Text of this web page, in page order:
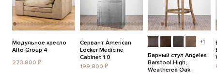
Модульное кресло
Alto Group 4
273 800 ₽
Сервант American
Locker Medicine
Cabinet 1.0
199 800 ₽
+1
Барный стул Angeles
Barstool High,
Weathered Oak